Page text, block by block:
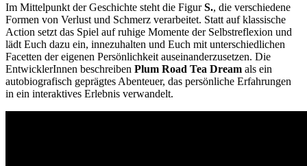
Im Mittelpunkt der Geschichte steht die FigurS., die verschiedene
Formen von Verlust und Schmerz verarbeitet. Statt auf klassische
Action setzt das Spiel auf ruhige Momente der Selbstreflexion und
lädt Euch dazu ein, innezuhalten und Euch mit unterschiedlichen
Facetten der eigenen Persönlichkeit auseinanderzusetzen. Die
EntwicklerInnen beschreiben Plum Road Tea Dream als ein
autobiografisch geprägtes Abenteuer, das persönliche Erfahrungen
in ein interaktives Erlebnis verwandelt.